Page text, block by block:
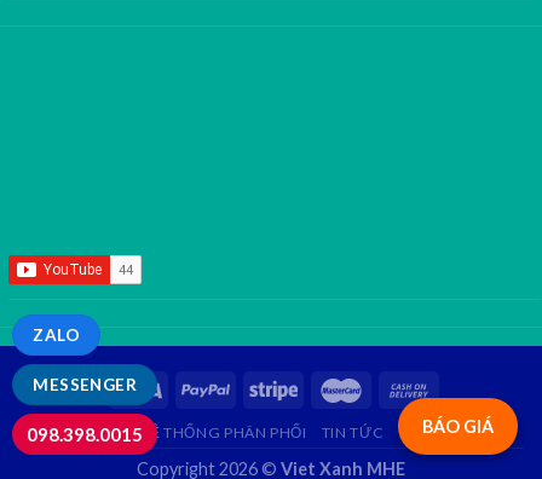
MESSENGER
ZALO
098.398.0015 BÁO GIÁ
GIỚI THIỆU HỆ THỐNG PHÂN PHỐI TIN TỨC LIÊN HỆ FAQ
Copyright 2026 © Viet Xanh MHE